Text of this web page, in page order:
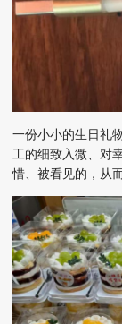
一份小小的生日礼
工的细致入微 、对
惜、被看见的，从